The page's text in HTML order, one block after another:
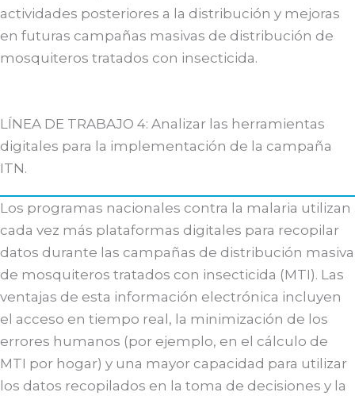
actividades posteriores a la distribución y mejoras
en futuras campañas masivas de distribución de
mosquiteros tratados con insecticida.
LÍNEA DE TRABAJO 4: Analizar las herramientas
digitales para la implementación de la campaña
ITN.
Los programas nacionales contra la malaria utilizan
cada vez más plataformas digitales para recopilar
datos durante las campañas de distribución masiva
de mosquiteros tratados con insecticida (MTI). Las
ventajas de esta información electrónica incluyen
el acceso en tiempo real, la minimización de los
errores humanos (por ejemplo, en el cálculo de
MTI por hogar) y una mayor capacidad para utilizar
los datos recopilados en la toma de decisiones y la